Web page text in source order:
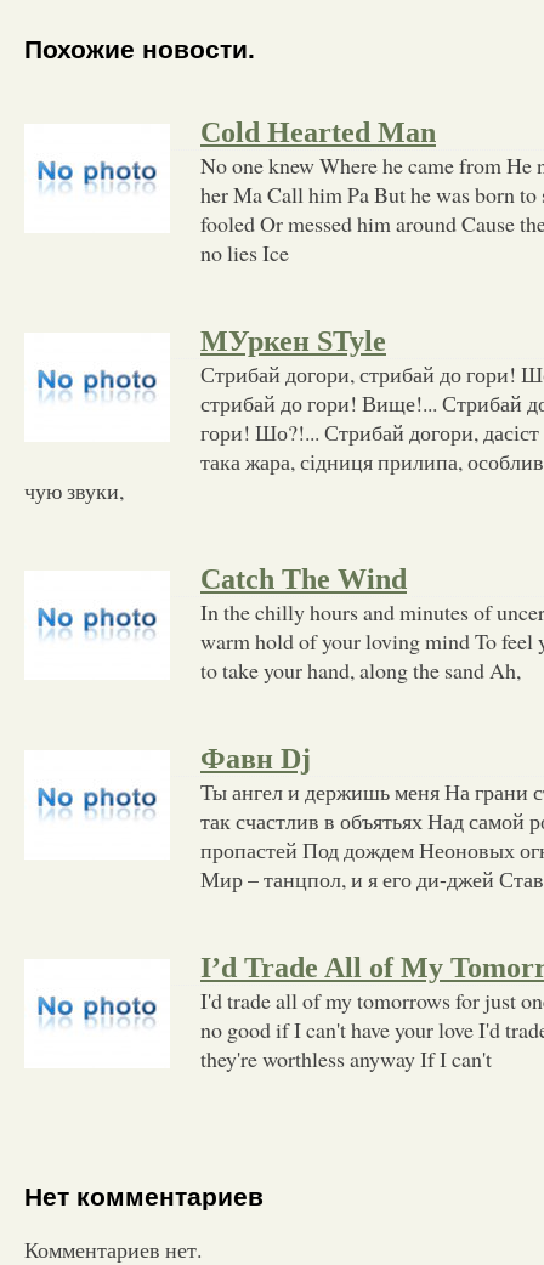
Похожие новости.
Cold Hearted Man
No one knew Where he came from
her Ma Call him Pa But he was born to
fooled Or messed him around Cause
no lies Ice
МУркен STyle
Стрибай догори, стрибай до гори!
стрибай до гори! Вище!... Стрибай
гори! Шо?!... Стрибай догори,
така жара, сідниця прилипа,
чую звуки,
Catch The Wind
In the chilly hours and minutes of
warm hold of your loving mind To feel
to take your hand, along the sand Ah,
Фавн Dj
Ты ангел и держишь меня На грани
так счастлив в объятьях Над самой
пропастей Под дождем Неоновых
Мир – танцпол, и я его ди-джей
I’d Trade All of My
I'd trade all of my tomorrows for just
no good if I can't have your love I'd
they're worthless anyway If I can't
Нет комментариев
Комментариев нет.